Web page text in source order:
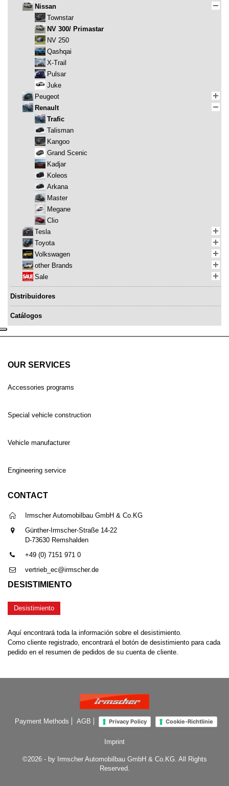
Nissan
Townstar
NV 300/ Primastar
NV 250
Qashqai
X-Trail
Pulsar
Juke
Peugeot
Renault
Trafic
Talisman
Kangoo
Grand Scenic
Kadjar
Koleos
Arkana
Master
Megane
Clio
Tesla
Toyota
Volkswagen
other Brands
Sale
Distribuidores
Catálogos
OUR SERVICES
Accessories programs
Special vehicle construction
Vehicle manufacturer
Engineering service
CONTACT
Irmscher Automobilbau GmbH & Co.KG
Günther-Irmscher-Straße 14-22
D-73630 Remshalden
+49 (0) 7151 971 0
vertrieb_ec@irmscher.de
DESISTIMIENTO
Desistimiento
Aquí encontrará toda la información sobre el desistimiento.
Como cliente registrado, encontrará el botón de desistimiento para cada
pedido en el resumen de pedidos de su cuenta de cliente.
Payment Methods AGB Privacy Policy Cookie-Richtlinie
Imprint
©2026 - by Irmscher Automobilbau GmbH & Co.KG. All Rights
Reserved.